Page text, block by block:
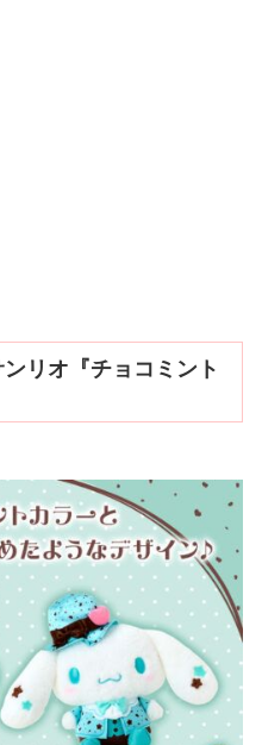
リオ『チョコミント